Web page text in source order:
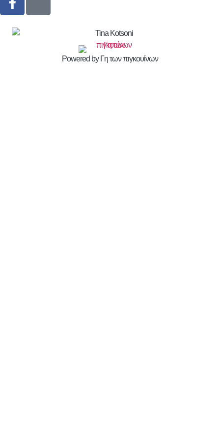
Powered by Γη των πιγκουίνων